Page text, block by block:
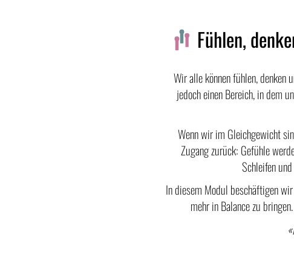
Fühlen,
Wir alle können fühlen, denken
jedoch einen Bereich, in dem
Wenn wir im Gleichgewicht
Zugang zurück: Gefühle
Schleifen
In diesem Modul beschäftigen
mehr in Balance zu